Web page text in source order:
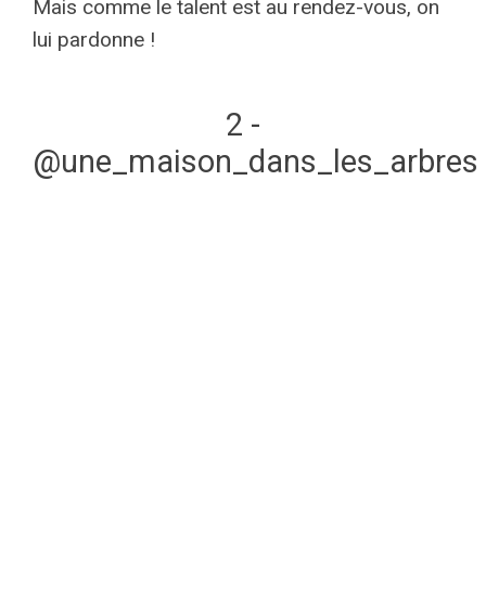
Mais comme le talent est au rendez-vous, on
lui pardonne !
2 -
@une_maison_dans_les_arbres